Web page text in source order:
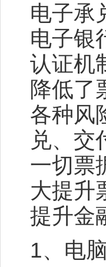
电子承
电子银
认证机
降低了
各种风
兑、交
一切票
大提升
提升金
1、电